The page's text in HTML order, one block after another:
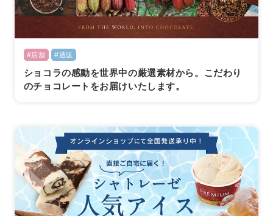
#店舗 #通販
ショコラの感動を世界中の厳選素材から。こだわり
のチョコレートをお届けいたします。